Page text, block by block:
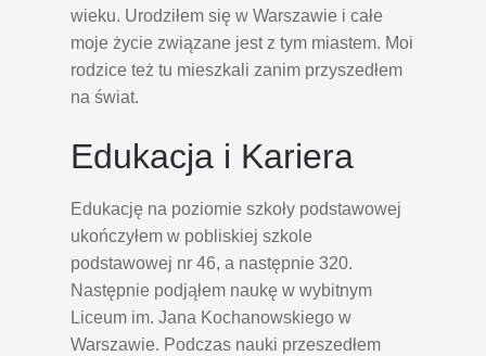
wieku. Urodziłem się w Warszawie i całe
moje życie związane jest z tym miastem. Moi
rodzice też tu mieszkali zanim przyszedłem
na świat.
Edukacja i Kariera
Edukację na poziomie szkoły podstawowej
ukończyłem w pobliskiej szkole
podstawowej nr 46, a następnie 320.
Następnie podjąłem naukę w wybitnym
Liceum im. Jana Kochanowskiego w
Warszawie. Podczas nauki przeszedłem